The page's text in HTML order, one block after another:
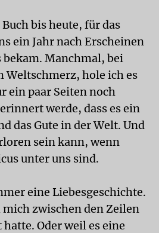
bis heute, für das
ein Jahr nach Erscheinen
Manchmal, bei
Weltschmerz, hole ich es
ein paar Seiten noch
werde, dass es ein
das Gute in der Welt. Und
sein kann, wenn
unter uns sind.
eine Liebesgeschichte.
zwischen den Zeilen
Oder weil es eine